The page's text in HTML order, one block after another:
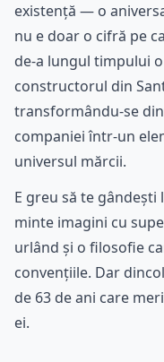
existență — o
nu e doar o cifră pe
de-a lungul timpului
constructorul din
transformându-se
companiei într-un
universul mărcii.
E greu să te
minte imagini cu
urlând și o filosofie
convențiile. Dar
de 63 de ani care
ei.